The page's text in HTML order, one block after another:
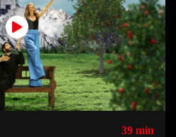
39 min